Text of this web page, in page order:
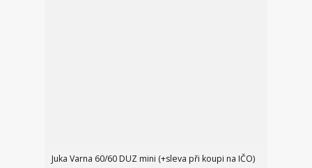
Juka Varna 60/60 DUZ mini (+sleva při koupi na IČO)